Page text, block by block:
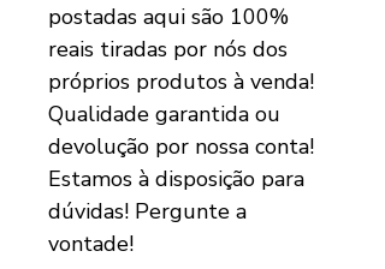
postadas aqui são 100%
reais tiradas por nós dos
próprios produtos à venda!
Qualidade garantida ou
devolução por nossa conta!
Estamos à disposição para
dúvidas! Pergunte a
vontade!